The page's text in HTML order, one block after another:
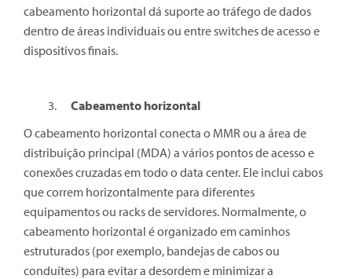
cabeamento horizontal dá suporte ao tráfego de dados
dentro de áreas individuais ou entre switches de acesso e
dispositivos finais.
Cabeamento horizontal
O cabeamento horizontal conecta o MMR ou a área de
distribuição principal (MDA) a vários pontos de acesso e
conexões cruzadas em todo o data center. Ele inclui cabos
que correm horizontalmente para diferentes
equipamentos ou racks de servidores. Normalmente, o
cabeamento horizontal é organizado em caminhos
estruturados (por exemplo, bandejas de cabos ou
conduítes) para evitar a desordem e minimizar a